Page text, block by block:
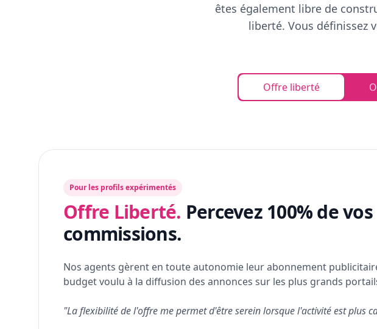
êtes également libre de
liberté. Vous définissez
Offre liberté
Pour les profils expérimentés
Offre Liberté. Percevez 100% de vos
commissions.
Nos agents gèrent en toute autonomie leur abonnement
budget voulu à la diffusion des annonces sur les plus grands
"La flexibilité de l'offre me permet d'être serein lorsque l'activité est plus